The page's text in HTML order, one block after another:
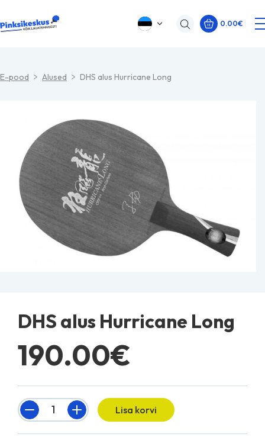
0.00€
E-pood Alused DHS alus Hurricane Long
DHS alus Hurricane Long
190.00€
Quantity Lisa korvi